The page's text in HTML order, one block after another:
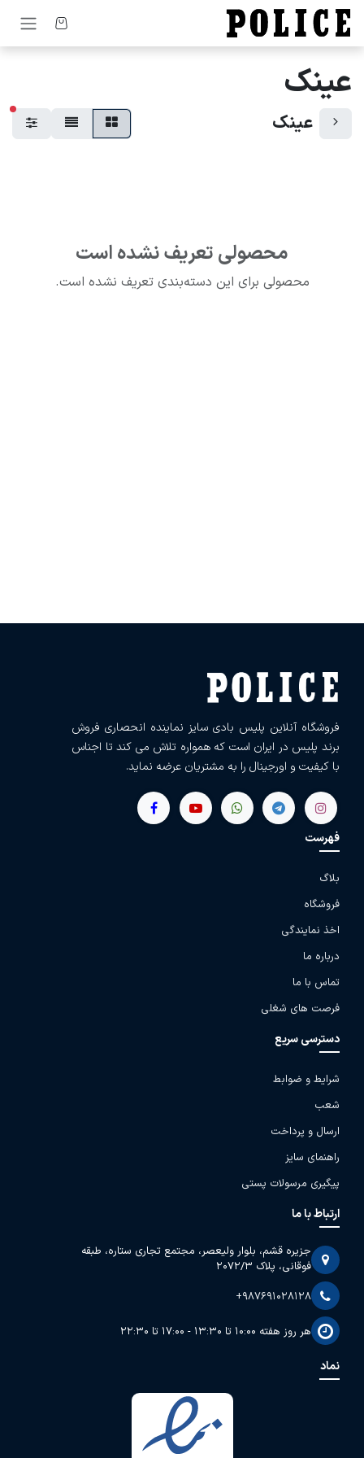
صرف نظر و مشاهده محتوا
عینک
عینک
محصولی تعریف نشده است
محصولی برای این دسته‌بندی تعریف نشده است.
فروشگاه آنلاین پلیس بادی سایز نماینده انحصاری فروش
برند پلیس در ایران است که همواره تلاش می کند تا اجناس
با کیفیت و اورجینال را به مشتریان عرضه نماید.
فهرست
بلاگ
فروشگاه
اخذ نمایندگی
درباره ما
تماس با ما
فرصت های شغلی
دسترسی سریع
شرایط و ضوابط
شعب
ارسال و پرداخت
راهنمای سایز
پیگیری مرسولات پستی
ارتباط با ما
جزیره قشم، بلوار ولیعصر، مجتمع تجاری ستاره، طبقه
فوقانی، پلاک 2072/3
+987691028128
هر روز هفته 10:00 تا 13:30 - 17:00 تا 22:30
نماد